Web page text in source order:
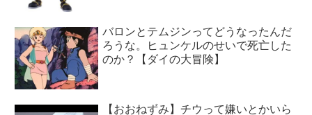
バロンとテムジンってどうなったんだ
ろうな。ヒュンケルのせいで死亡した
のか？【ダイの大冒険】
【おおねずみ】チウって嫌いとかいら